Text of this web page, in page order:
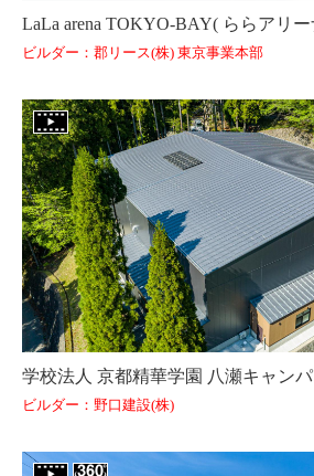
ビルダー：郡リース(株) 東京事業本部
学校法人 京都精華学園 八瀬キャンパ
ビルダー：野口建設(株)